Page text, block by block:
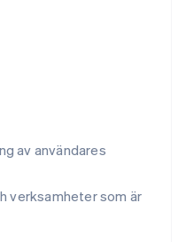
av användares
verksamheter som är